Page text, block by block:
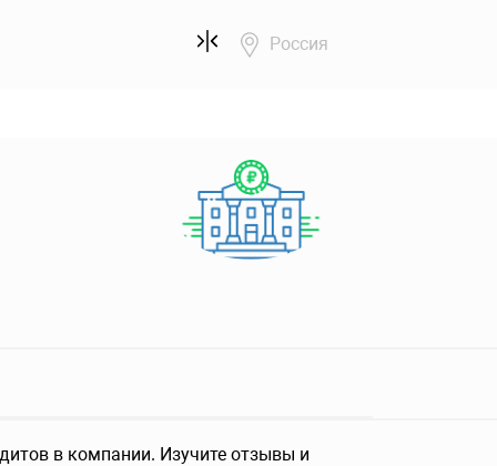
Россия
в компании. Изучите отзывы и